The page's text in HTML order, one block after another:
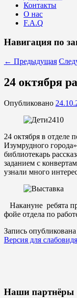
Контакты
О нас
F.A.Q
Навигация по
← Предыдущая
24 октября
Опубликовано
24 октября в отделе
Изумрудного
библиотекарь
заданием с
узнали много
Накануне ребята
фойе отдела по
Запись
Версия для
Наши партнёры